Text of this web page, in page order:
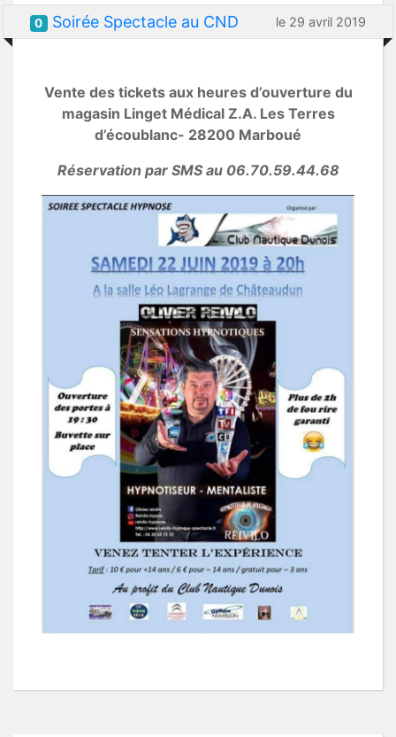
0 Soirée Spectacle au CND le 29 avril 2019
Vente des tickets aux heures d’ouverture du
magasin Linget Médical Z.A. Les Terres
d’écoublanc- 28200 Marboué
Réservation par SMS au 06.70.59.44.68